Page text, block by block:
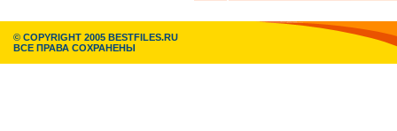
© COPYRIGHT 2005 BESTFILES.RU
ВСЕ ПРАВА СОХРАНЕНЫ